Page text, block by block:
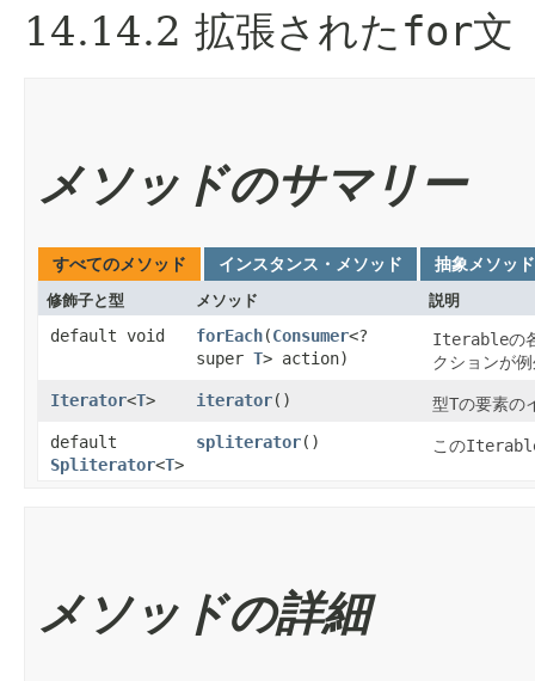
14.14.2 拡張された for文
メソッドのサマリー
すべてのメソッド インスタンス・メソッド 抽象メソッド
修飾子と型 メソッド 説明
default void forEach​(Consumer<?
super T> action)
Iterableの
クションが
Iterator<T> iterator() 型Tの要素の
default
Spliterator<T>
spliterator() この
メソッドの詳細